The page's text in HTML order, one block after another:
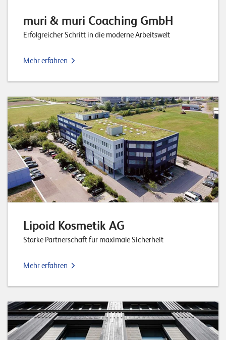
muri & muri Coaching GmbH
Erfolgreicher Schritt in die moderne Arbeitswelt
Mehr erfahren
Lipoid Kosmetik AG
Starke Partnerschaft für maximale Sicherheit
Mehr erfahren